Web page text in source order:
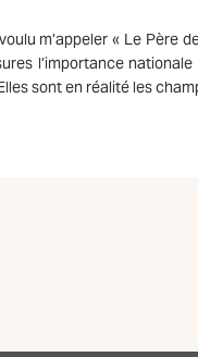
m’appeler « Le Père
l’importance
sont en réalité les